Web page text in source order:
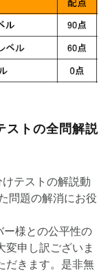
ストの全問解説
テストの解説動
問題の解消にお役
ー様との公平性の
変申し訳ございま
だきます。是非無